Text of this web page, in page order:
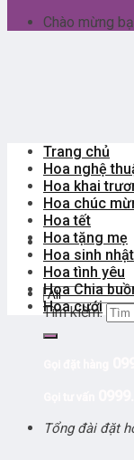
Chào mừng
Tìm kiếm:
Tổng đài đặt
Trang chủ
Hoa nghệ
Hoa khai
Hoa chúc
Hoa tết
Hoa tặng mẹ
Hoa sinh nhật
Hoa tình yêu
Hoa Chia
Hoa cưới